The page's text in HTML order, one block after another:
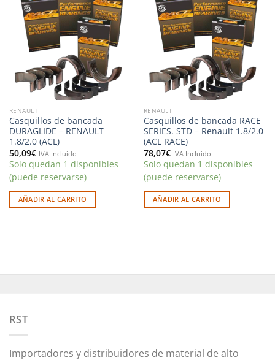
Añadir
a la
lista de
deseos
RENAULT
Casquillos de bancada
DURAGLIDE – RENAULT
1.8/2.0 (ACL)
50,09€ IVA Incluido
Solo quedan 1 disponibles
(puede reservarse)
AÑADIR AL CARRITO
Añadir
a la
lista de
deseos
RENAULT
Casquillos de bancada RACE
SERIES. STD – Renault 1.8/2.0
(ACL RACE)
78,07€ IVA Incluido
Solo quedan 1 disponibles
(puede reservarse)
AÑADIR AL CARRITO
RST
Importadores y distribuidores de material de alto